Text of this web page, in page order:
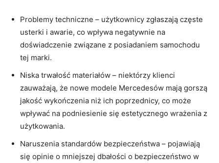
Problemy techniczne – użytkownicy zgłaszają częste
usterki ⁤i awarie, co wpływa negatywnie na
doświadczenie związane z posiadaniem samochodu‌
tej⁣ marki.
Niska trwałość materiałów – niektórzy klienci
‍zauważają, ⁢że nowe modele​ Mercedesów ‌mają gorszą
⁣jakość wykończenia ⁢niż ich poprzednicy, co‍ może⁣
wpływać na podniesienie się estetycznego⁣ wrażenia ⁢z
użytkowania.
Naruszenia standardów‌ bezpieczeństwa – pojawiają
się ‍opinie o mniejszej dbałości o ⁤bezpieczeństwo ⁣w